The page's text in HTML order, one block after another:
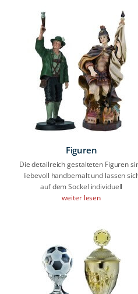
Figuren
Die detailreich gestalteten Figuren
liebevoll handbemalt und lassen
auf dem Sockel individuell
weiter lesen